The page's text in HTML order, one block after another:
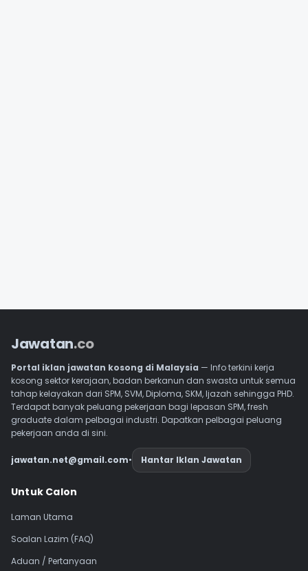
Jawatan.co
Portal iklan jawatan kosong di Malaysia — Info terkini kerja
kosong sektor kerajaan, badan berkanun dan swasta untuk semua
tahap kelayakan dari SPM, SVM, Diploma, SKM, Ijazah sehingga PHD.
Terdapat banyak peluang pekerjaan bagi lepasan SPM, fresh
graduate dalam pelbagai industri. Dapatkan pelbagai peluang
pekerjaan anda di sini.
jawatan.net@gmail.com• Hantar Iklan Jawatan
Navigasi Footer
Untuk Calon
Laman Utama
Soalan Lazim (FAQ)
Aduan / Pertanyaan